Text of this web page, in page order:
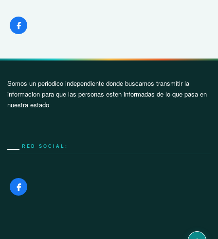
Somos un periodico independiente donde buscamos transmitir la
informacion para que las personas esten informadas de lo que pasa en
nuestra estado
RED SOCIAL: